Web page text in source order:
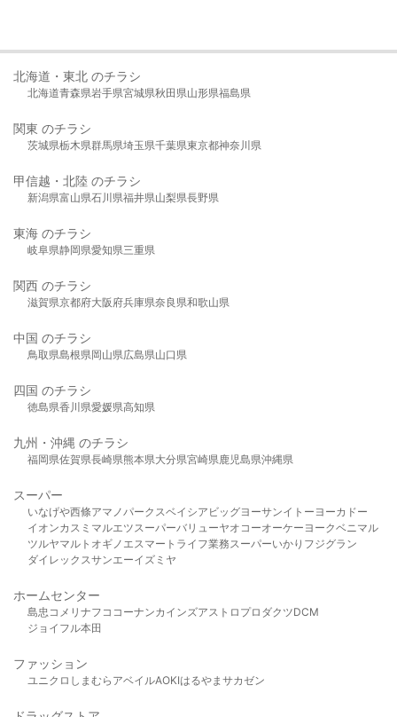
北海道・東北 のチラシ
北海道青森県岩手県宮城県秋田県山形県福島県
関東 のチラシ
茨城県栃木県群馬県埼玉県千葉県東京都神奈川県
甲信越・北陸 のチラシ
新潟県富山県石川県福井県山梨県長野県
東海 のチラシ
岐阜県静岡県愛知県三重県
関西 のチラシ
滋賀県京都府大阪府兵庫県奈良県和歌山県
中国 のチラシ
鳥取県島根県岡山県広島県山口県
四国 のチラシ
徳島県香川県愛媛県高知県
九州・沖縄 のチラシ
福岡県佐賀県長崎県熊本県大分県宮崎県鹿児島県沖縄県
スーパー
いなげや西條アマノパークスベイシア ビッグヨーサンイトーヨーカドー
イオンカスミ マルエツスーパーバリューヤオコーオーケー ヨークベニマル
ツルヤマルト オギノ エスマート ライフ業務スーパーいかり フジグラン
ダイレックスサンエーイズミヤ
ホームセンター
島忠 コメリ ナフコ コーナンカインズアストロプロダクツDCM
ジョイフル本田
ファッション
ユニクロ しまむら アベイルAOKIはるやま サカゼン